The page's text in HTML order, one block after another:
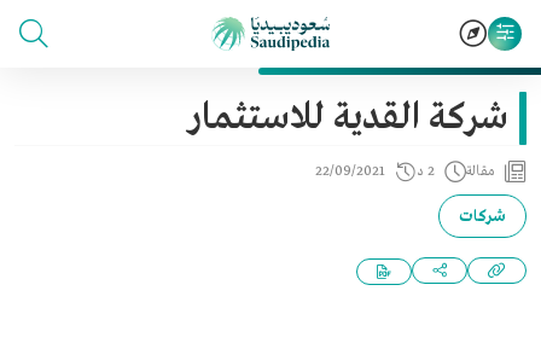
شركة القدية للاستثمار
مقالة 2 د 22/09/2021
شركات